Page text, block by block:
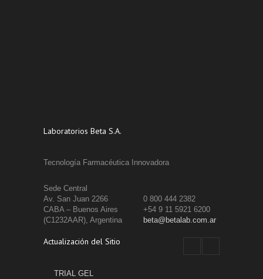
Laboratorios Beta S.A.
Tecnología Farmacéutica Innovadora
Sede Central
Av. San Juan 2266
0 800 444 2382
CABA – Buenos Aires
+54 9 11 5921 6200
(C1232AAR), Argentina
beta@betalab.com.ar
Actualización del Sitio
TRIAL GEL